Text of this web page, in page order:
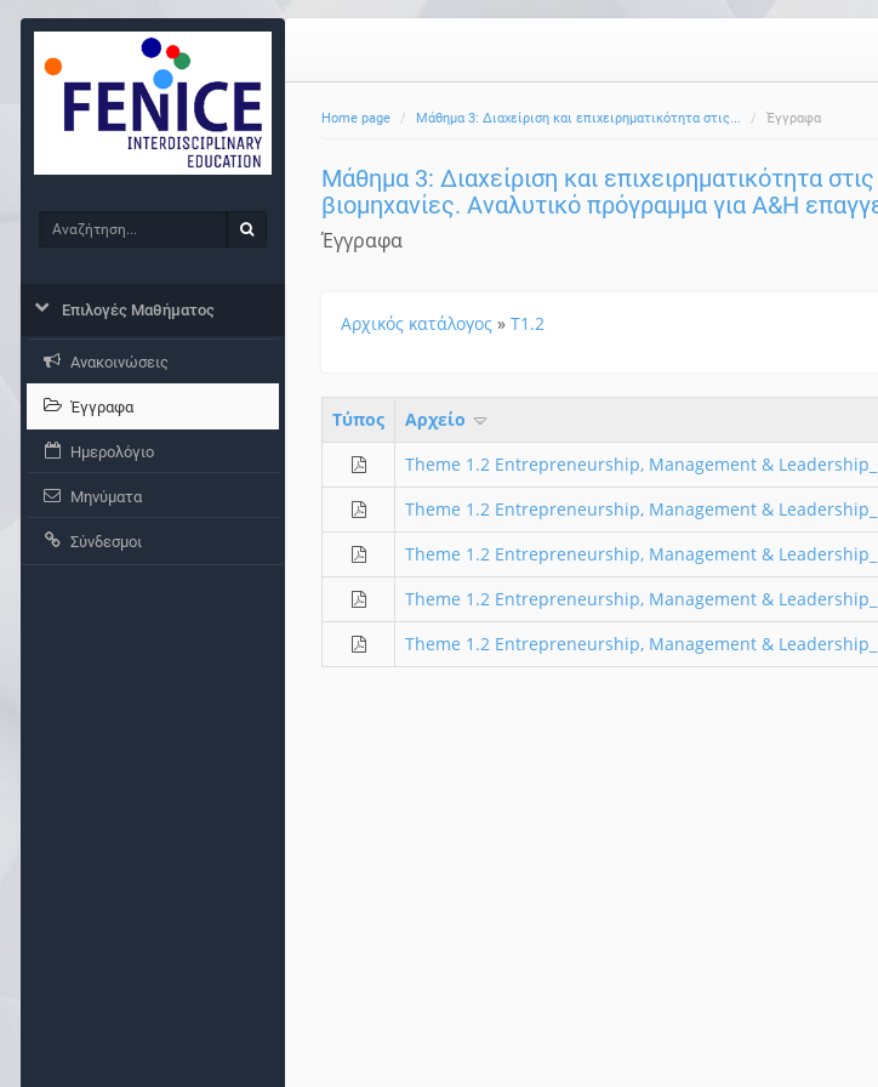
Home page Μάθημα 3: Διαχείριση και επιχειρηματικότητα στις... Έγγραφα
Μάθημα 3: Διαχείριση και επιχειρηματικότητα
βιομηχανίες. Αναλυτικό πρόγραμμα για A&H
Έγγραφα
Αρχικός κατάλογος »T1.2
Τύπος Aρχείο
Theme 1.2 Entrepreneurship, Management &
Theme 1.2 Entrepreneurship, Management &
Theme 1.2 Entrepreneurship, Management &
Theme 1.2 Entrepreneurship, Management &
Theme 1.2 Entrepreneurship, Management &
Αναζήτηση Αναζήτηση
Επιλογές Μαθήματος
Ανακοινώσεις
Έγγραφα
Ημερολόγιο
Μηνύματα
Σύνδεσμοι